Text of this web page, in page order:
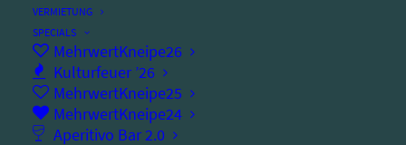
VERMIETUNG
SPECIALS
MehrwertKneipe26
Kulturfeuer ’26
MehrwertKneipe25
MehrwertKneipe24
Aperitivo Bar 2.0
Mittwochskino
Mittwoch, 04.11.2026